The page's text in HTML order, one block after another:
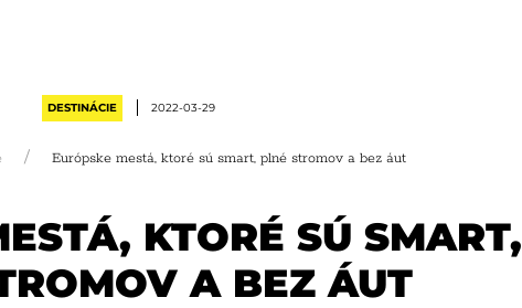
DESTINÁCIE 2022-03-29
Európske mestá, ktoré sú smart, plné stromov a bez áut
KTORÉ SÚ SMART,
A BEZ ÁUT